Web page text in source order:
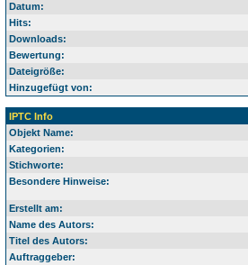
Datum:
Hits:
Downloads:
Bewertung:
Dateigröße:
Hinzugefügt von:
IPTC Info
Objekt Name:
Kategorien:
Stichworte:
Besondere Hinweise:
Erstellt am:
Name des Autors:
Titel des Autors:
Auftraggeber: